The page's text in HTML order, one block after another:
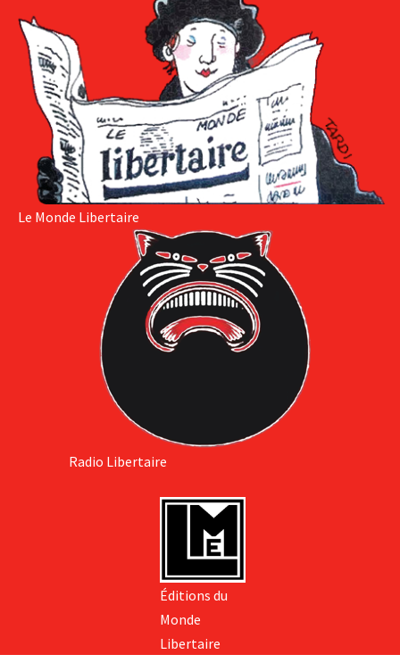
Le Monde Libertaire
Radio Libertaire
Éditions du
Monde
Libertaire